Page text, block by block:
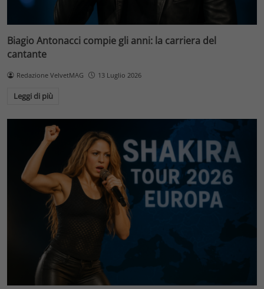
Biagio Antonacci compie gli anni: la carriera del
cantante
Redazione VelvetMAG 13 Luglio 2026
Leggi di più